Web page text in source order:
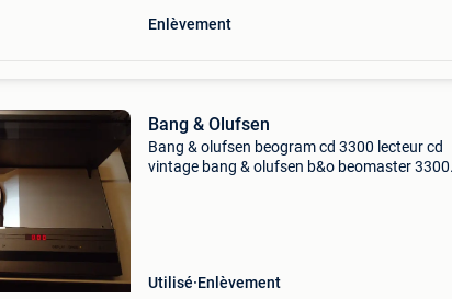
Enlèvement
Bang & Olufsen
Bang & olufsen beogram cd 3300 lecteur cd
vintage bang & olufsen b&o beomaster 3300
Utilisé Enlèvement